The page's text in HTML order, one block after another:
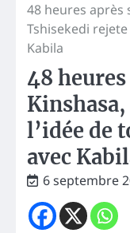
48 heures après
Tshisekedi
Kabila
48
l’idée de
avec
6 septembre